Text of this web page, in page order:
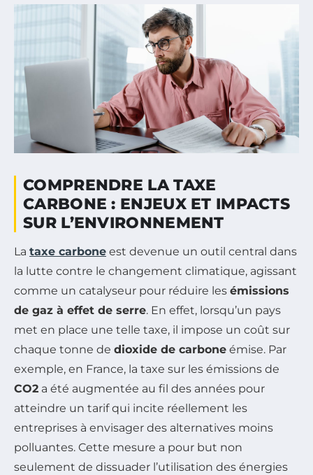
COMPRENDRE LA TAXE
CARBONE : ENJEUX ET IMPACTS
SUR L’ENVIRONNEMENT
La taxe carbone est devenue un outil central dans
la lutte contre le changement climatique, agissant
comme un catalyseur pour réduire les émissions
de gaz à effet de serre. En effet, lorsqu’un pays
met en place une telle taxe, il impose un coût sur
chaque tonne de dioxide de carbone émise. Par
exemple, en France, la taxe sur les émissions de
CO2 a été augmentée au fil des années pour
atteindre un tarif qui incite réellement les
entreprises à envisager des alternatives moins
polluantes. Cette mesure a pour but non
seulement de dissuader l’utilisation des énergies